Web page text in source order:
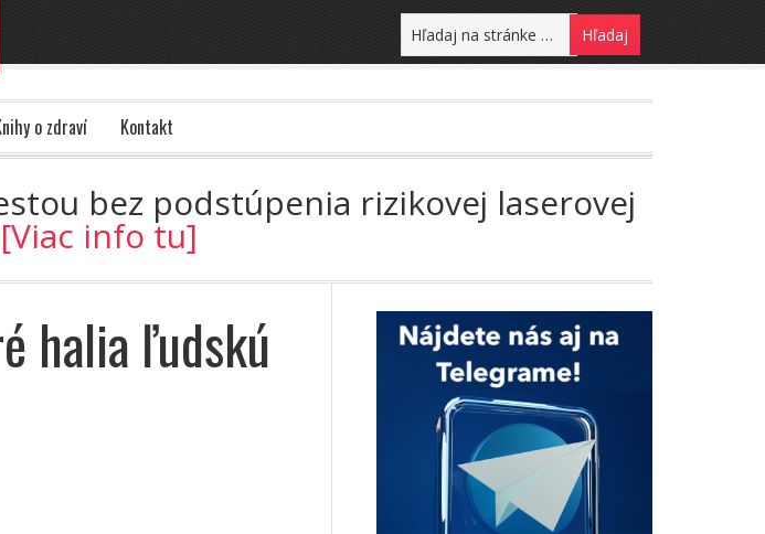
o zdraví Kontakt
bez podstúpenia rizikovej laserovej
[Viac info tu]
halia ľudskú